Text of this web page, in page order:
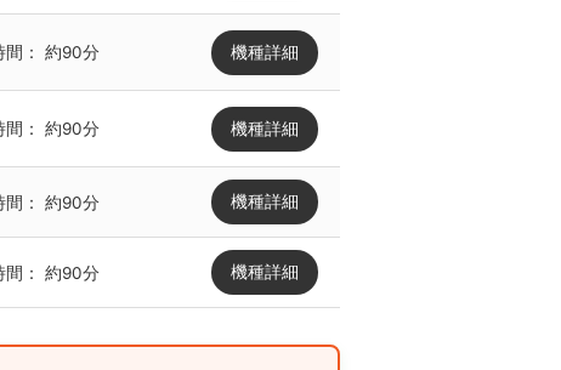
： 約90分 機種詳細
： 約90分 機種詳細
： 約90分 機種詳細
： 約90分 機種詳細